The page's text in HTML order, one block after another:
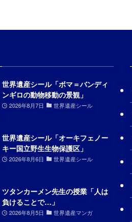
世界遺産シール「ボマ＝バンディ
ンギロの動物移動の景観」
2026年8月7日 世界遺産シール
世界遺産シール「オーキフェノー
キー国立野生生物保護区」
2026年8月6日 世界遺産シール
ツタンカーメン先生の授業「人は
負けることで…」
2026年8月5日 世界遺産マンガ